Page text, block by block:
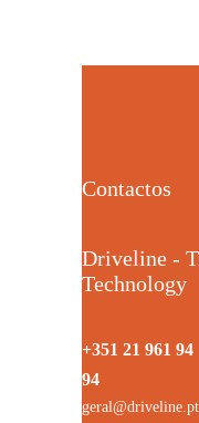
Contactos
Driveline -
Technology
+351 21 961 94
94
geral@driveline.pt